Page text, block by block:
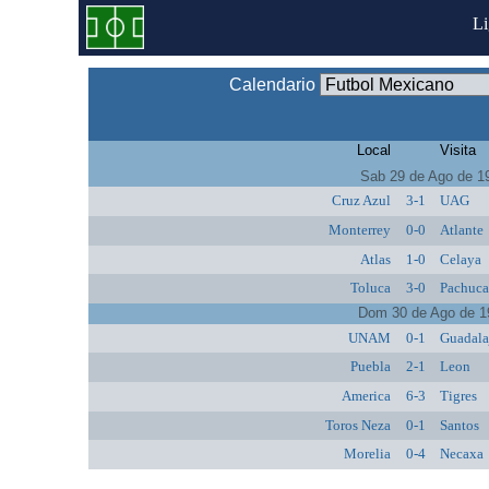
Calendario
Local Visita
Sab 29 de Ago de
Cruz Azul
3-1 UAG
Monterrey
0-0 Atlante
Atlas
1-0 Celaya
Toluca
3-0 Pachuca
Dom 30 de Ago de
UNAM
0-1
Puebla
2-1 Leon
America
6-3 Tigres
Toros Neza
0-1 Santos
Morelia
0-4 Necaxa